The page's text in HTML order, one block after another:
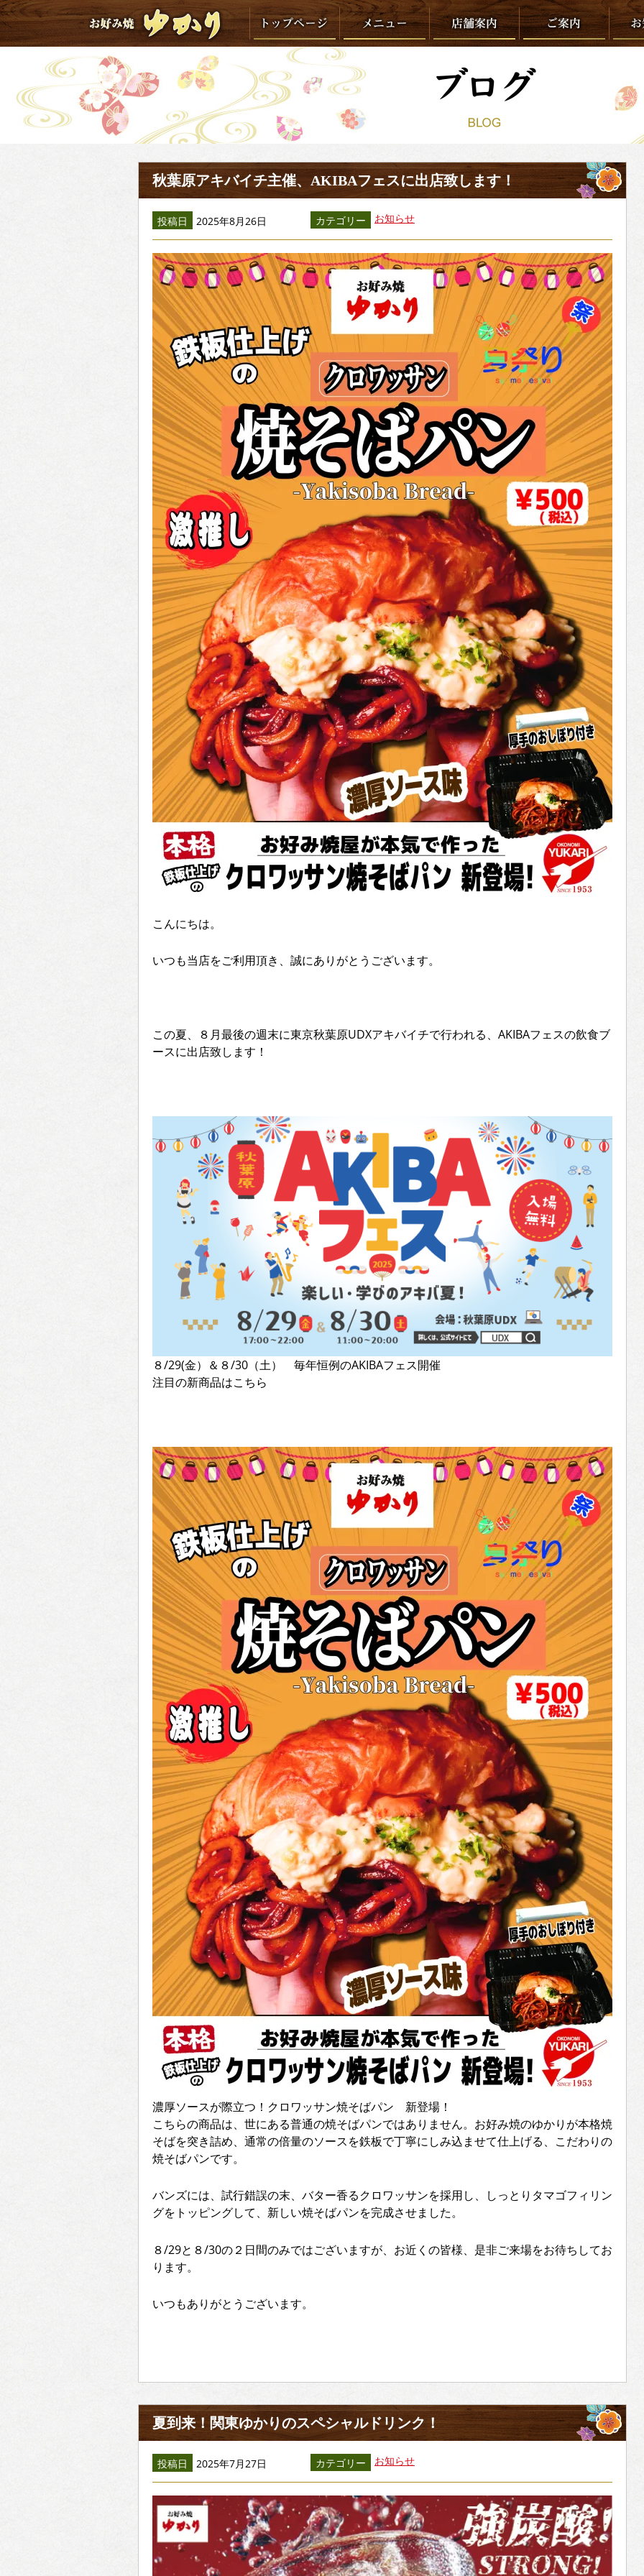
秋葉原アキバイチ主催、AKIBAフェスに出店致します！
投稿日 2025年8月26日 カテゴリー お知らせ
こんにちは。
いつも当店をご利用頂き、誠にありがとうございます。
この夏、８月最後の週末に東京秋葉原UDXアキバイチで行われる、AKIBAフェスの飲食ブ
ースに出店致します！
８/29(金）＆８/30（土） 毎年恒例のAKIBAフェス開催
注目の新商品はこちら
濃厚ソースが際立つ！クロワッサン焼そばパン 新登場！
こちらの商品は、世にある普通の焼そばパンではありません。お好み焼のゆかりが本格焼
そばを突き詰め、通常の倍量のソースを鉄板で丁寧にしみ込ませて仕上げる、こだわりの
焼そばパンです。
バンズには、試行錯誤の末、バター香るクロワッサンを採用し、しっとりタマゴフィリン
グをトッピングして、新しい焼そばパンを完成させました。
８/29と８/30の２日間のみではございますが、お近くの皆様、是非ご来場をお待ちしてお
ります。
いつもありがとうございます。
夏到来！関東ゆかりのスペシャルドリンク！
投稿日 2025年7月27日 カテゴリー お知らせ